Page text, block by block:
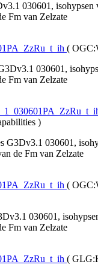
030601, isohypsen
Fm van Zelzate
(
030601,
Fm van Zelzate
)
G3Dv3.1 030601,
de Fm van Zelzate
(
030601,
Fm van Zelzate
(